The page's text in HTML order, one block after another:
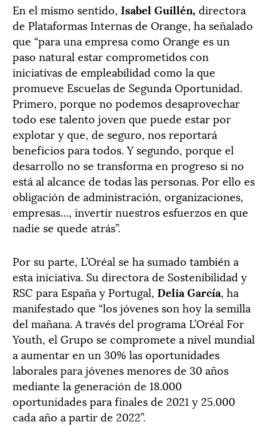
En el mismo sentido, Isabel Guillén, directora
de Plataformas Internas de Orange, ha señalado
que “para una empresa como Orange es un
paso natural estar comprometidos con
iniciativas de empleabilidad como la que
promueve Escuelas de Segunda Oportunidad.
Primero, porque no podemos desaprovechar
todo ese talento joven que puede estar por
explotar y que, de seguro, nos reportará
beneficios para todos. Y segundo, porque el
desarrollo no se transforma en progreso si no
está al alcance de todas las personas. Por ello es
obligación de administración, organizaciones,
empresas…, invertir nuestros esfuerzos en que
nadie se quede atrás”.
Por su parte, L’Oréal se ha sumado también a
esta iniciativa. Su directora de Sostenibilidad y
RSC para España y Portugal, Delia García, ha
manifestado que “los jóvenes son hoy la semilla
del mañana. A través del programa L’Oréal For
Youth, el Grupo se compromete a nivel mundial
a aumentar en un 30% las oportunidades
laborales para jóvenes menores de 30 años
mediante la generación de 18.000
oportunidades para finales de 2021 y 25.000
cada año a partir de 2022”.